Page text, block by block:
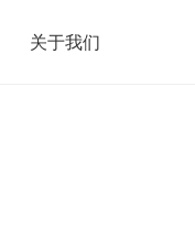
关于我们